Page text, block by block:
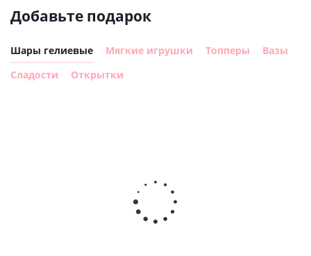
Добавьте подарок
Шары гелиевые Мягкие игрушки Топперы
Вазы
Сладости
Открытки
Шар с
днем
рождения,
с